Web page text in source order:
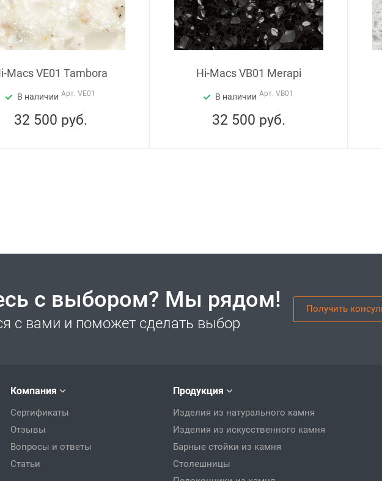
Macs VE01 Tambora
В наличии Арт.VE01
32 500 руб.
Hi-Macs VB01 Merapi
В наличии Арт.VB01
32 500 руб.
с выбором? Мы рядом!
с вами и поможет сделать выбор
Получить
Компания
Сертификаты
Отзывы
Вопросы и ответы
Статьи
Продукция
Изделия из натурального камня
Изделия из искусственного камня
Барные стойки из камня
Столешницы